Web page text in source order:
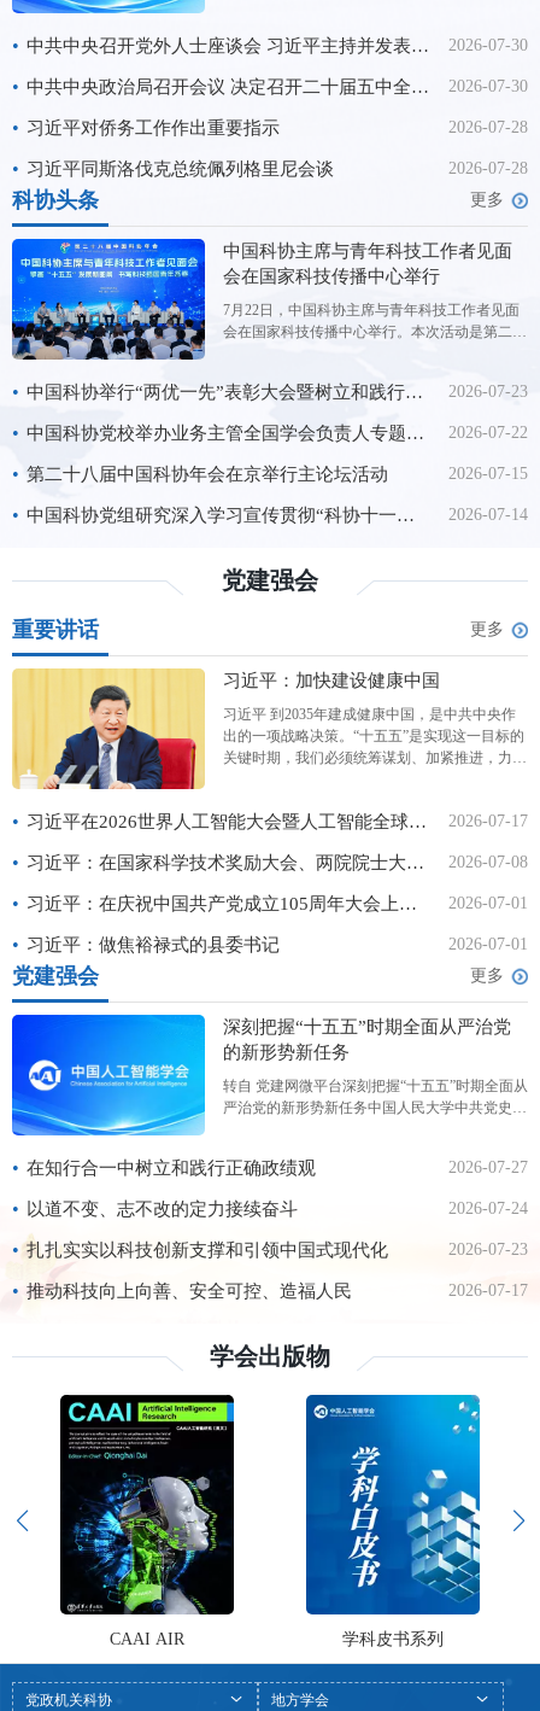
特色社会主义思想为指导，深入贯彻新时代强军
进国防和军队现代化，
• 中共中央召开党外人士座谈会 习近平主持并发表重要讲话 2026-07-30
• 中共中央政治局召开会议 决定召开二十届五中全会 分析研究当前经济形势和经济工作 中共中央总书记习近平主持会议 2026-07-30
• 习近平对侨务工作作出重要指示 2026-07-28
• 习近平同斯洛伐克总统佩列格里尼会谈 2026-07-28
科协头条 更多
中国科协主席与青年科技工作者见面
会在国家科技传播中心举行
7月22日，中国科协主席与青年科技工作者见面
会在国家科技传播中心举行。本次活动是第二十
科协主席王光谦与来自全国学会、科研院所、高
行交流对话。 交流
• 中国科协举行“两优一先”表彰大会暨树立和践行正确政绩观学习教育专题党课 2026-07-23
• 中国科协党校举办业务主管全国学会负责人专题研讨班（第2期） 2026-07-22
• 第二十八届中国科协年会在京举行主论坛活动 2026-07-15
• 中国科协党组研究深入学习宣传贯彻“科协十一大”精神工作 2026-07-14
党建强会
重要讲话 更多
习近平：加快建设健康中国
习近平 到2035年建成健康中国，是中共中央作
出的一项战略决策。“十五五”是实现这一目标的
关键时期，我们必须统筹谋划、加紧推进，力求
参加全国政协十四届四次会议的农工党、九三学
• 习近平在2026世界人工智能大会暨人工智能全球治理高级别会议开幕式上的主旨讲话（全文） 2026-07-17
• 习近平：在国家科学技术奖励大会、两院院士大会、中国科协第十一次全国代表大会上的讲话 2026-07-08
• 习近平：在庆祝中国共产党成立105周年大会上的讲话 2026-07-01
• 习近平：做焦裕禄式的县委书记 2026-07-01
党建强会 更多
深刻把握“十五五”时期全面从严治党
的新形势新任务
转自 党建网微平台深刻把握“十五五”时期全面从
严治党的新形势新任务中国人民大学中共党史党
严治党面临新的形势任务。习近平总书记在二十
更实举措推进全面从严治党，更加坚决有力地贯
彻落实党中央重大决策部署，更加科学有效地把
权力关进制度笼子，更加清醒坚定地推进反腐败
斗争，为实现‘十
• 在知行合一中树立和践行正确政绩观 2026-07-27
• 以道不变、志不改的定力接续奋斗 2026-07-24
• 扎扎实实以科技创新支撑和引领中国式现代化 2026-07-23
• 推动科技向上向善、安全可控、造福人民 2026-07-17
学会出版物
CAAI AIR 学科皮书系列
党政机关科协 地方学会